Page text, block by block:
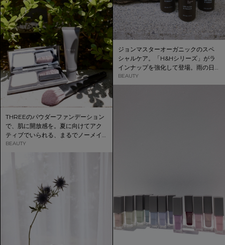
ジョンマスターオーガニックのスペ
シャルケア。「H&Hシリーズ」がラ
インナップを強化して登場。雨の日
でも毛先までしっとりまとまりの良
いツヤ髪へ。
BEAUTY
THREEのパウダーファンデーション
で、肌に開放感を。夏に向けてアク
ティブでいられる、まるでノーメイ
クのようなブライトスキンを手に入
BEAUTY